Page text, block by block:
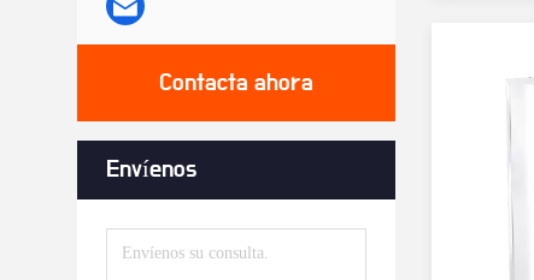
Contacta ahora
Envíenos